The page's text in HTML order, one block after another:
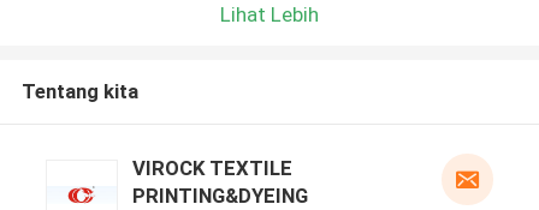
Lihat Lebih
Tentang kita
VIROCK TEXTILE
PRINTING&DYEING